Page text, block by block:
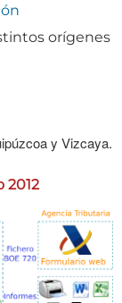
orígenes
y Vizcaya.
2012